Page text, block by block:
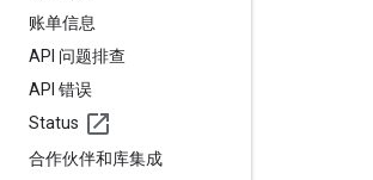
账单信息
API 问题排查
API 错误
Status
合作伙伴和库集成